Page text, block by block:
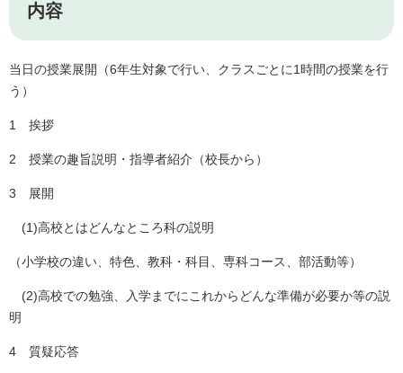
内容
当日の授業展開（6年生対象で行い、クラスごとに1時間の授業を行
う）
1 挨拶
2 授業の趣旨説明・指導者紹介（校長から）
3 展開
(1)高校とはどんなところ科の説明
（小学校の違い、特色、教科・科目、専科コース、部活動等）
(2)高校での勉強、入学までにこれからどんな準備が必要か等の説
明
4 質疑応答